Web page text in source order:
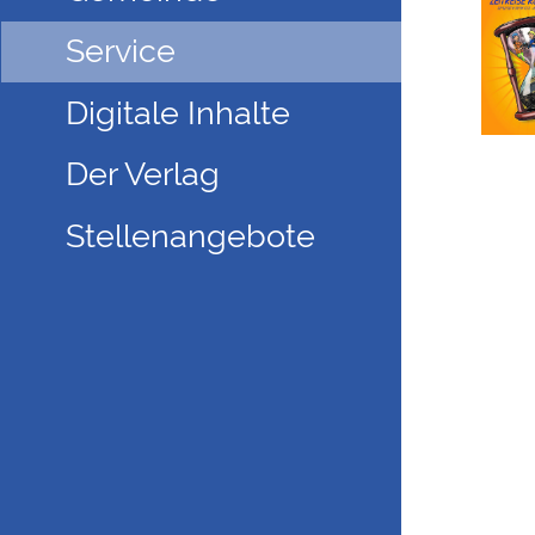
Service
Digitale Inhalte
Der Verlag
Stellenangebote